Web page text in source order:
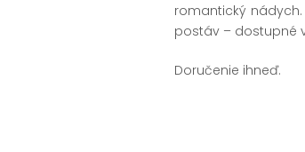
romantický
postáv – dostupné
Doručenie ihneď.